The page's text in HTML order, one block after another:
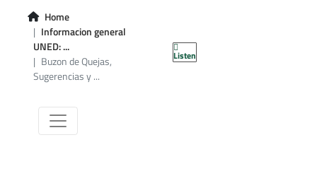
Home
Informacion general
UNED: ...
Buzon de Quejas,
Sugerencias y ...
Listen
información
general